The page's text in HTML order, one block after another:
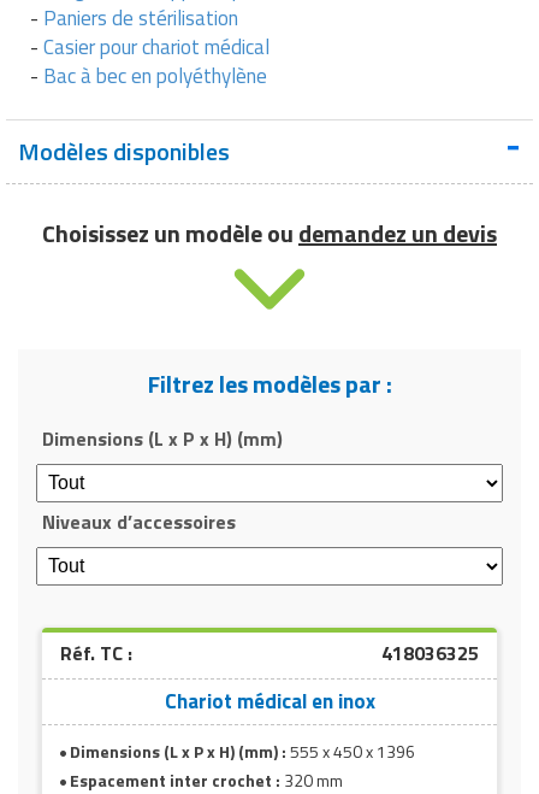
- Paniers de stérilisation
-Casier pour chariot médical
- Bac à bec en polyéthylène
Modèles disponibles
Choisissez un modèle oudemandez un devis
Filtrez les modèles par :
Dimensions (L x P x H) (mm)
Niveaux d’accessoires
Réf. TC : 418036325
Chariot médical en inox
Dimensions (L x P x H) (mm) :555 x 450 x 1396
Espacement inter crochet : 320 mm